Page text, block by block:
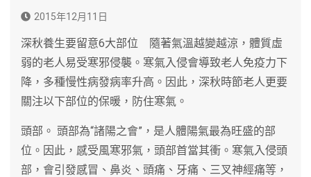
2015年12月11日
深秋養生要留意6大部位 隨著氣溫越變越涼，體質虛
弱的老人易受寒邪侵襲。寒氣入侵會導致老人免疫力下
降，多種慢性病發病率升高。因此，深秋時節老人更要
關注以下部位的保暖，防住寒氣。
頭部。 頭部為“諸陽之會”，是人體陽氣最為旺盛的部
位。因此，感受風寒邪氣，頭部首當其衝。寒氣入侵頭
部，會引發感冒、鼻炎、頭痛、牙痛、三叉神經痛等，